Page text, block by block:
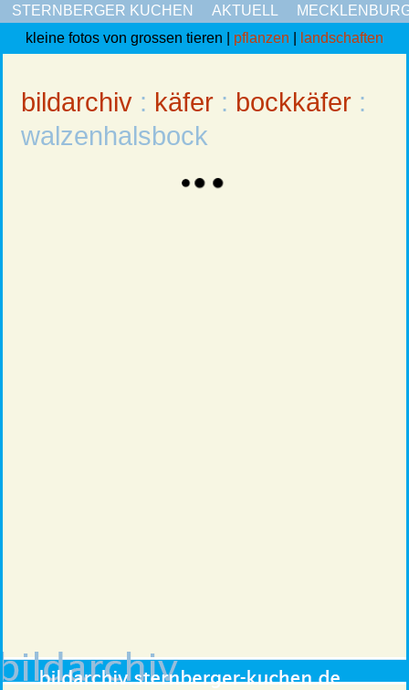
STERNBERGER KUCHEN AKTUELL
kleine fotos von grossen tieren | pflanzen landschaften
bildarchiv : käfer : bockkäfer :
walzenhalsbock